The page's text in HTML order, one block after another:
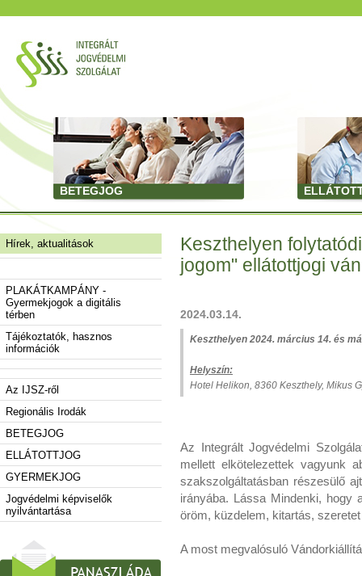
BETEGJOG
Hírek, aktualitások
PLAKÁTKAMPÁNY -
Gyermekjogok a digitális
térben
Tájékoztatók, hasznos
információk
Az IJSZ-ről
Regionális Irodák
BETEGJOG
ELLÁTOTTJOG
GYERMEKJOG
Jogvédelmi képviselők
nyilvántartása
Keszthelyen
jogom" ellátottjogi
2024.03.14.
Keszthelyen 2024. március 14. és
Helyszín:
Hotel Helikon, 8360 Keszthely, Mikus
Az Integrált Jogvédelmi
mellett elkötelezettek vagyunk
szakszolgáltatásban részesülő
irányába. Lássa Mindenki, hogy
öröm, küzdelem, kitartás,
A most megvalósuló